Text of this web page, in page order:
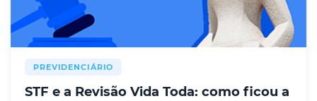
PREVIDENCIÁRIO
STF e a Revisão Vida Toda: como ficou a